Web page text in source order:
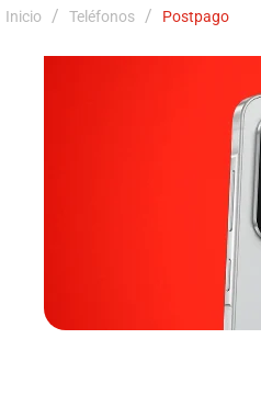
Inicio / Teléfonos / Postpago